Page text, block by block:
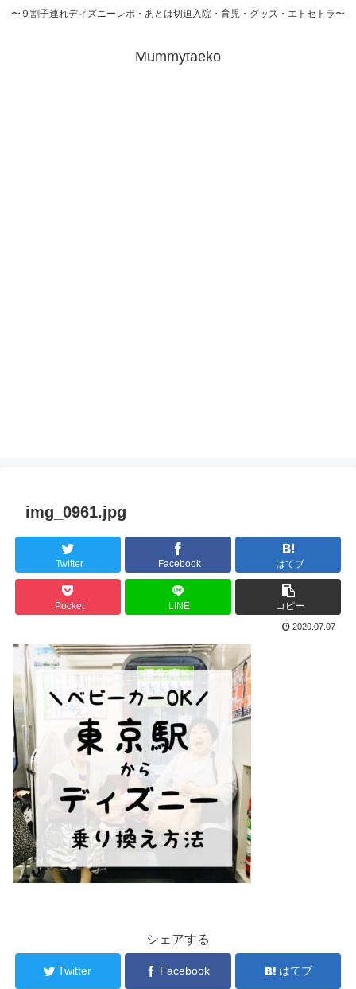
〜９割子連れディズニーレポ・あとは切迫入院・育児・グッズ・エトセトラ〜
Mummytaeko
img_0961.jpg
Twitter Facebook はてブ
Pocket LINE コピー
2020.07.07
シェアする
Twitter Facebook はてブ